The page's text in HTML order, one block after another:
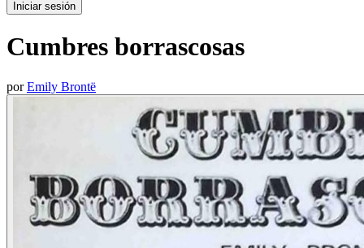
Iniciar sesión
Cumbres borrascosas
porEmily Brontë